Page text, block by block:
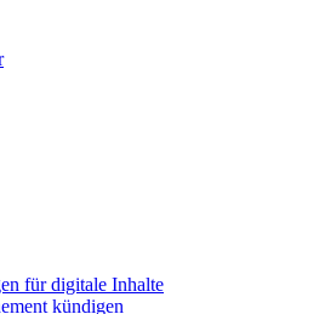
für digitale Inhalte
kündigen